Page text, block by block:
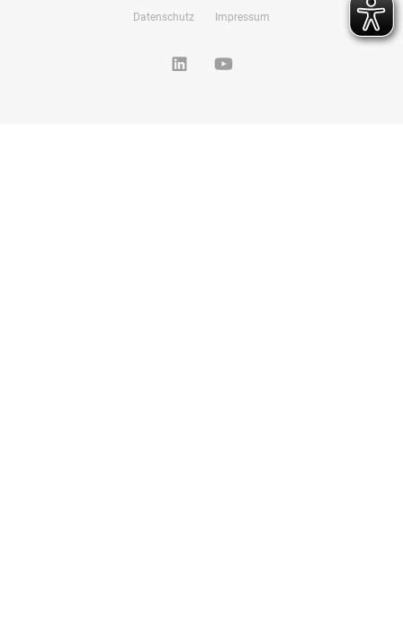
Datenschutz
Impressum